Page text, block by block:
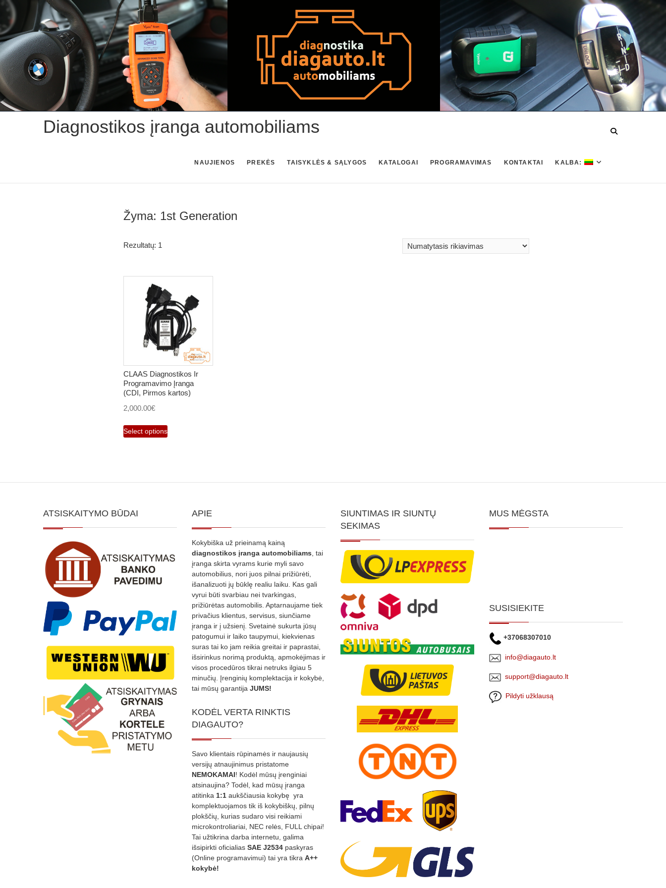
Skip
content
Diagnostikos įranga automobiliams
NAUJIENOS PREKĖS TAISYKLĖS & SĄLYGOS KATALOGAI PROGRAMAVIMAS KONTAKTAI KALBA:
Žyma: 1st Generation
Rezultatų: 1
CLAAS Diagnostikos Ir
Programavimo Įranga
(CDI, Pirmos kartos)
2,000.00€
Select options
ATSISKAITYMO BŪDAI APIE
Kokybiška už prieinamą kainą
diagnostikos įranga automobiliams , tai
įranga skirta vyrams kurie myli savo
automobilius, nori juos pilnai prižiūrėti,
išanalizuoti jų būklę realiu laiku. Kas gali
vyrui būti svarbiau nei tvarkingas,
prižiūrėtas automobilis. Aptarnaujame tiek
privačius klientus, servisus, siunčiame
įranga ir į užsienį. Svetainė sukurta jūsų
patogumui ir laiko taupymui, kiekvienas
suras tai ko jam reikia greitai ir paprastai,
išsirinkus norimą produktą, apmokėjimas ir
visos procedūros tikrai netruks ilgiau 5
minučių. Įrenginių komplektacija ir kokybė,
tai mūsų garantija JUMS!
KODĖL VERTA RINKTIS
DIAGAUTO?
Savo klientais rūpinamės ir naujausių
versijų atnaujinimus pristatome
NEMOKAMAI! Kodėl mūsų įrenginiai
atsinaujina? Todėl, kad mūsų įranga
atitinka 1:1 aukščiausia kokybę yra
komplektuojamos tik iš kokybiškų, pilnų
plokščių, kurias sudaro visi reikiami
microkontroliariai, NEC relės, FULL chipai!
Tai užtikrina darba internetu, galima
išsipirkti oficialias SAE J2534 paskyras
(Online programavimui) tai yra tikra A++
kokybė!
SIUNTIMAS IR SIUNTŲ
SEKIMAS
MUS MĖGSTA
SUSISIEKITE
+37068307010
info@diagauto.lt
support@diagauto.lt
Pildyti užklausą